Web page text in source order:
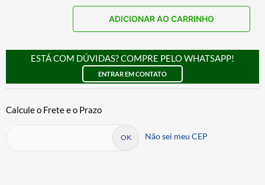
ADICIONAR AO CARRINHO
ESTÁ COM DÚVIDAS? COMPRE PELO WHATSAPP!
ENTRAR EM CONTATO
Não sei meu CEP